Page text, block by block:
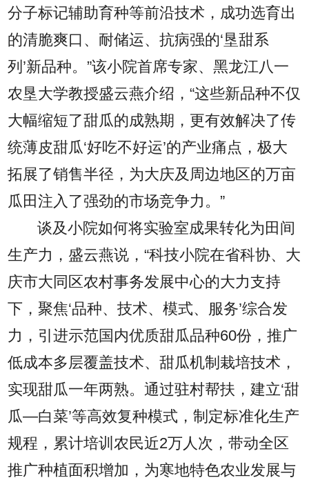
分子标记辅助育种等前沿技术，成功选育出
的清脆爽口、耐储运、抗病强的‘垦甜系
列’新品种。”该小院首席专家、黑龙江八一
农垦大学教授盛云燕介绍，“这些新品种不仅
大幅缩短了甜瓜的成熟期，更有效解决了传
统薄皮甜瓜‘好吃不好运’的产业痛点，极大
拓展了销售半径，为大庆及周边地区的万亩
瓜田注入了强劲的市场竞争力。”
谈及小院如何将实验室成果转化为田间
生产力，盛云燕说，“科技小院在省科协、大
庆市大同区农村事务发展中心的大力支持
下，聚焦‘品种、技术、模式、服务’综合发
力，引进示范国内优质甜瓜品种60份，推广
低成本多层覆盖技术、甜瓜机制栽培技术，
实现甜瓜一年两熟。通过驻村帮扶，建立‘甜
瓜—白菜’等高效复种模式，制定标准化生产
规程，累计培训农民近2万人次，带动全区
推广种植面积增加，为寒地特色农业发展与